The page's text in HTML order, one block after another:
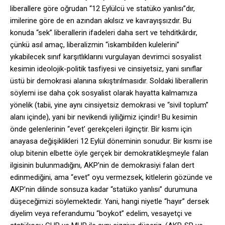
liberallere göre oğrudan “12 Eylülcü ve statüko yanlısı”dır,
imilerine göre de en azından akılsız ve kavrayışsızdır. Bu
konuda “sek” liberallerin ifadeleri daha sert ve tehditkârdır,
çünkü asıl amaç, liberalizmin “iskambilden kulelerini”
yıkabilecek sınıf karşıtlıklarını vurgulayan devrimci sosyalist
kesimin ideolojik-politik tasfiyesi ve cinsiyetsiz, yani sınıflar
üstü bir demokrasi alanına sıkıştırılmasıdır. Soldaki liberallerin
söylemi ise daha çok sosyalist olarak hayatta kalmamıza
yönelik (tabii, yine aynı cinsiyetsiz demokrasi ve “sivil toplum”
alanı içinde), yani bir nevikendi iyiliğimiz içindir! Bu kesimin
önde gelenlerinin “evet’ gerekçeleri ilginçtir. Bir kısmı için
anayasa değişiklikleri 12 Eylül döneminin sonudur. Bir kısmı ise
olup bitenin elbette öyle gerçek bir demokratikleşmeyle falan
ilgisinin bulunmadığını, AKP’nin de demokrasiyi falan dert
edinmediğini, ama “evet” oyu vermezsek, kitlelerin gözünde ve
AKP’nin dilinde sonsuza kadar “statüko yanlısı” durumuna
düşeceğimizi söylemektedir. Yani, hangi niyetle “hayır” dersek
diyelim veya referandumu “boykot” edelim, vesayetçi ve